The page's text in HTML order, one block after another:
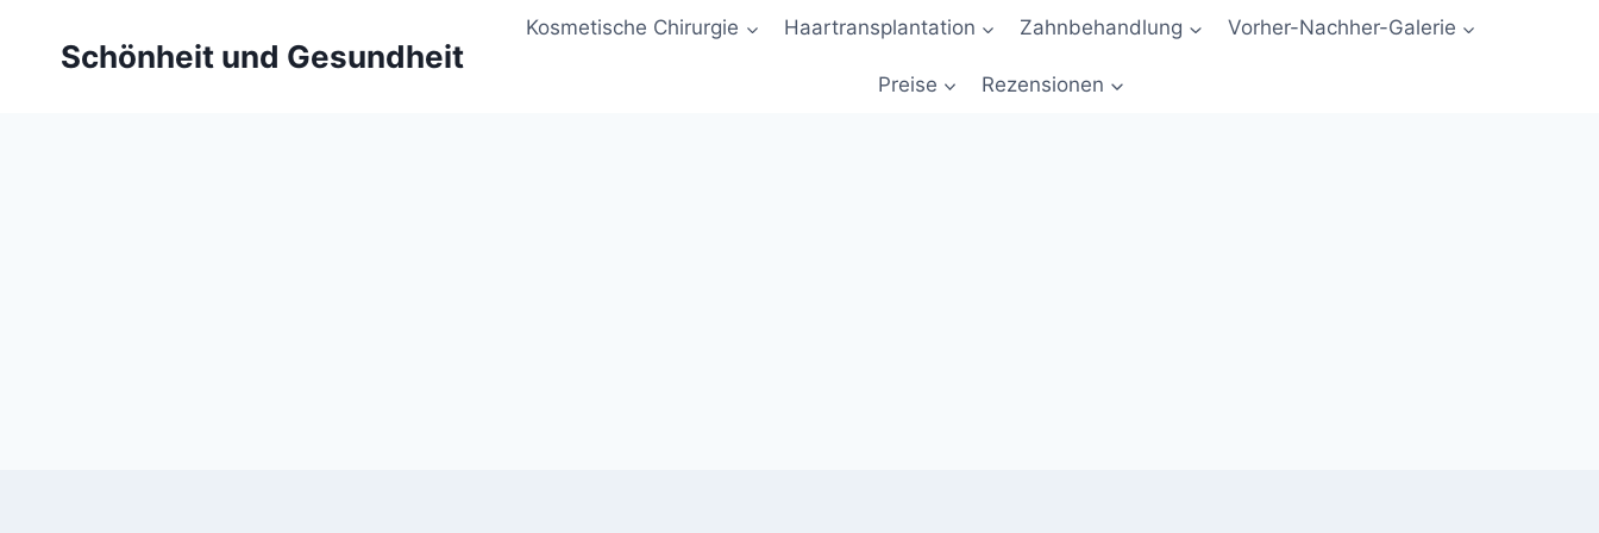
Schönheit und Gesundheit
Kosmetische Chirurgie Haartransplantation Zahnbehandlung Vorher-Nachher-Galerie
Preise Rezensionen